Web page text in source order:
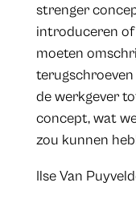
strenger
introduceren of
moeten
de werkgever
concept, wat
zou kunnen
Ilse Van